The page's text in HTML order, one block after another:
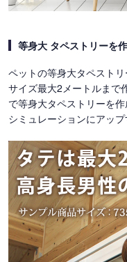
等身大 タペストリーを
ペットの等身大タペスト
サイズ最大2メートルまで
で等身大タペストリーを
シミュレーションにアッ